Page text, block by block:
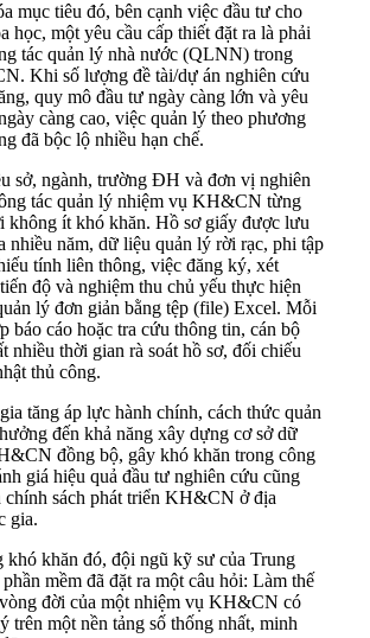
mục tiêu đó, bên cạnh việc đầu tư cho
học, một yêu cầu cấp thiết đặt ra là phải
tác quản lý nhà nước (QLNN) trong
Khi số lượng đề tài/dự án nghiên cứu
quy mô đầu tư ngày càng lớn và yêu
càng cao, việc quản lý theo phương
đã bộc lộ nhiều hạn chế.
sở, ngành, trường ĐH và đơn vị nghiên
tác quản lý nhiệm vụ KH&CN từng
không ít khó khăn. Hồ sơ giấy được lưu
nhiều năm, dữ liệu quản lý rời rạc, phi tập
tính liên thông, việc đăng ký, xét
độ và nghiệm thu chủ yếu thực hiện
lý đơn giản bằng tệp (file) Excel. Mỗi
báo cáo hoặc tra cứu thông tin, cán bộ
nhiều thời gian rà soát hồ sơ, đối chiếu
thủ công.
tăng áp lực hành chính, cách thức quản
đến khả năng xây dựng cơ sở dữ
đồng bộ, gây khó khăn trong công
giá hiệu quả đầu tư nghiên cứu cũng
chính sách phát triển KH&CN ở địa
gia.
khó khăn đó, đội ngũ kỹ sư của Trung
mềm đã đặt ra một câu hỏi: Làm thế
đời của một nhiệm vụ KH&CN có
trên một nền tảng số thống nhất, minh